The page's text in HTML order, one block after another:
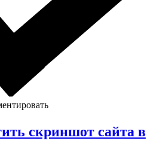
скриншот сайта в